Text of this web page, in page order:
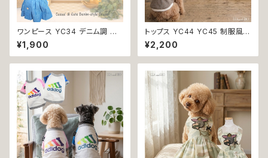
ワンピース YC34 デニム調 紺
レース シンプル 女の子 春 夏
犬 犬服 小型 猫 服 洋服 ペット
dog ドッグウェア おしゃれ かわ
¥1,900
トップス YC44 YC45 制服風
グレー ブラウン コスチューム コ
スプレ 仮装 女の子 男の子 犬
犬服 小型 猫 服 洋服 ペット do
い 返品交換不可
¥2,200